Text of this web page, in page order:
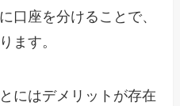
口座を分けることで、
ます。
にはデメリットが存在